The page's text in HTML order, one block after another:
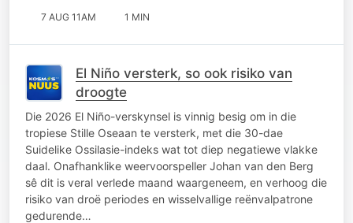
7 AUG 11AM 1 MIN
El Niño versterk, so ook risiko van
droogte
Die 2026 El Niño-verskynsel is vinnig besig om in die
tropiese Stille Oseaan te versterk, met die 30-dae
Suidelike Ossilasie-indeks wat tot diep negatiewe vlakke
daal. Onafhanklike weervoorspeller Johan van den Berg
sê dit is veral verlede maand waargeneem, en verhoog die
risiko van droë periodes en wisselvallige reënvalpatrone
gedurende…